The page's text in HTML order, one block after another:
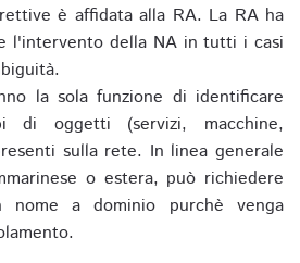
è affidata alla RA. La RA ha
l'intervento della NA in tutti i casi
la sola funzione di identificare
di oggetti (servizi, macchine,
sulla rete. In linea generale
o estera, può richiedere
nome a dominio purchè venga